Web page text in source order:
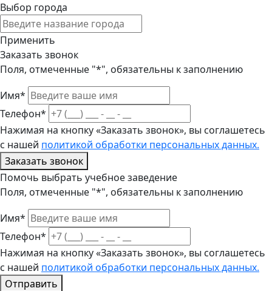
Выбор города
Применить
Заказать звонок
Поля, отмеченные "*", обязательны к заполнению
Имя*
Телефон*
Нажимая на кнопку «Заказать звонок», вы соглашетесь
с нашей политикой обработки персональных данных.
Заказать звонок
Помочь выбрать учебное заведение
Поля, отмеченные "*", обязательны к заполнению
Имя*
Телефон*
Нажимая на кнопку «Заказать звонок», вы соглашетесь
с нашей политикой обработки персональных данных.
Отправить